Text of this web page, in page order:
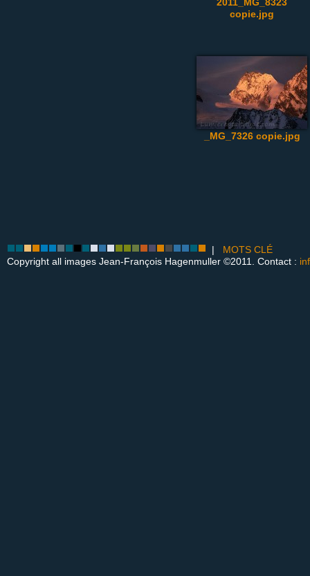
copie.jpg
_MG_7326 copie.jpg
| MOTS CLÉ
Copyright all images Jean-François Hagenmuller ©2011. Contact :